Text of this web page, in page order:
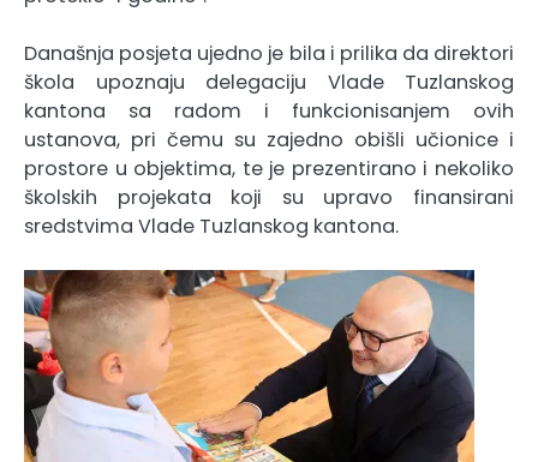
Današnja posjeta ujedno je bila i prilika da direktori
škola upoznaju delegaciju Vlade Tuzlanskog
kantona sa radom i funkcionisanjem ovih
ustanova, pri čemu su zajedno obišli učionice i
prostore u objektima, te je prezentirano i nekoliko
školskih projekata koji su upravo finansirani
sredstvima Vlade Tuzlanskog kantona.